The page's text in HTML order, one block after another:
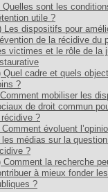
Quelles sont les
utile ?
Les dispositifs pour
de la récidive du
victimes et le rôle de la
Quel cadre et quels
?
Comment mobiliser les
de droit commun
récidive ?
évoluent
les médias sur la
?
Comment la recherche
à mieux fonder
?